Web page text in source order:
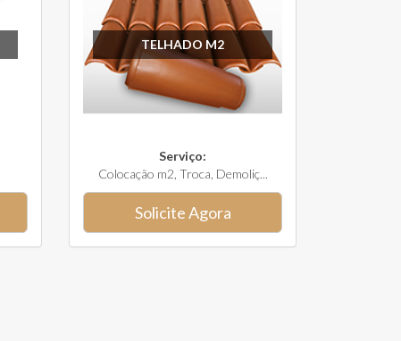
TELHADO M2
Serviço:
Colocação m2, Troca, Demoliç...
Solicite Agora